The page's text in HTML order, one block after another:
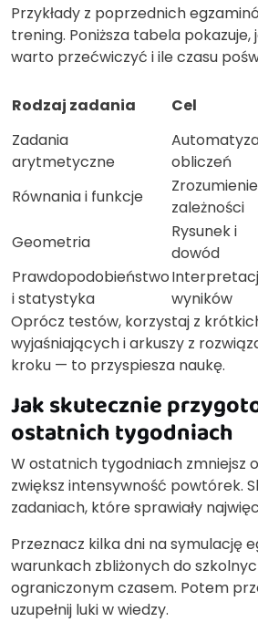
Przykłady z poprzednich
trening. Poniższa tabela pokazuje,
warto przećwiczyć i ile czasu
Rodzaj zadania Cel
Zadania
arytmetyczne
obliczeń
Równania i funkcje
Zrozumienie
zależności
Geometria
Rysunek i
dowód
Prawdopodobieństwo
i statystyka
wyników
Oprócz testów, korzystaj z
wyjaśniających i arkuszy z
kroku — to przyspiesza naukę.
Jak skutecznie
ostatnich tygodniach
W ostatnich tygodniach zmniejsz
zwiększ intensywność powtórek.
zadaniach, które sprawiały
Przeznacz kilka dni na symulację
warunkach zbliżonych do
ograniczonym czasem. Potem
uzupełnij luki w wiedzy.